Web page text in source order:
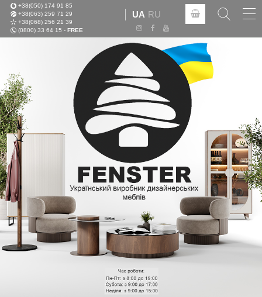
+38(050) 174 91 85
+38(063) 259 71 29
+38(068) 256 21 39
(0800) 33 64 15 - FREE
UA RU